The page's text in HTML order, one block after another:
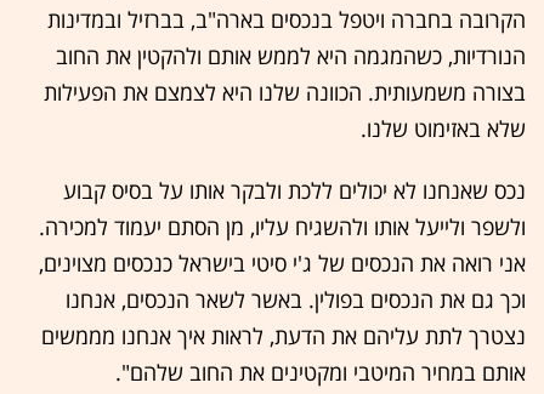
הקרובה בחברה ויטפל בנכסים בארה"ב, בברזיל ובמדינות
הנורדיות, כשהמגמה היא לממש אותם ולהקטין את החוב
בצורה משמעותית. הכוונה שלנו היא לצמצם את הפעילות
שלא באזימוט שלנו.
נכס שאנחנו לא יכולים ללכת ולבקר אותו על בסיס קבוע
ולשפר ולייעל אותו ולהשגיח עליו, מן הסתם יעמוד למכירה.
אני רואה את הנכסים של ג'י סיטי בישראל כנכסים מצוינים,
וכך גם את הנכסים בפולין. באשר לשאר הנכסים, אנחנו
נצטרך לתת עליהם את הדעת, לראות איך אנחנו מממשים
אותם במחיר המיטבי ומקטינים את החוב שלהם".